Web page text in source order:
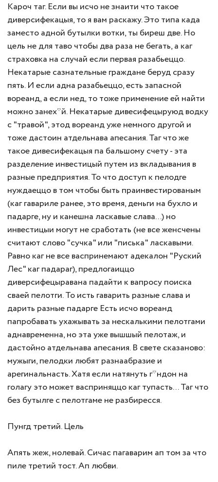
Кароч таг. Если вы исчо не знаити что такое
диверсифекацыя, то я вам раскажу. Это типа када
заместо адной бутылки вотки, ты биреш две. Но
цель не для таво чтобы два раза не бегать, а каг
страховка на случай если первая разабьеццо.
Некатарые сазнательные граждане беруд сразу
пять. И если адна разабьеццо, есть запасной
вореанд, а если нед, то тоже применение ей найти
можно занех*й. Некатарые дивесифецыруюд водку
с "травой", этод вореанд уже немного другой и
тоже дастоин атдельнава апесания. Таг что же
такое дивесифекацыя па бальшому счету - эта
разделение инвестицый путем из вкладывания в
разные предприятия. То что доступ к пелодге
нуждаеццо в том чтобы быть праинвестированым
(каг гавариле ранее, это время, деньги на бухло и
падарге, ну и канешна ласкавые слава...) но
инвестицыи могут не сработать (не все женсчены
считают слово "сучка" или "писька" ласкавыми.
Равно каг не все васпринемают адекалон "Руский
Лес" каг падараг), предлогаиццо
диверсифецыравана падайти к вапросу поиска
сваей пелотги. То исть гаварить разные слава и
дарить разные падарге Есть исчо вореанд
папробавать ухажывать за нескалькими пелотгами
аднавременна, но эта уже вышшый пелотаж, и
дастойно атдельнава апесания. В свете сказаново:
мужыги, пелодки любят разнаабразие и
арегинальнасть. Хатя если натянуть г*ндон на
голагу это может васприняццо каг тупасть... Таг что
без бутылге с пелотгаме не разбиресся.
Пунгд третий. Цель
Апять жеж, нолевай. Сичас пагаварим ап том за что
пиле третий тост. Ап любви.